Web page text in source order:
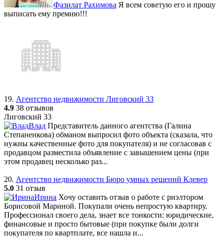
Фазилат Рахимова Я всем советую его и прошу
выписать ему премию!!!
19. Агентство недвижимости Лиговский 33
4.9 38 отзывов
Лиговский 33
Влад Представитель данного агентства (Галина
Степаненкова) обманом выпросил фото объекта (сказала, что
нужны качественные фото для покупателя) и не согласовав с
продавцом разместила объявление с завышением цены (при
этом продавец несколько раз...
20. Агентство недвижимости Бюро умных решений Клевер
5.0 31 отзыв
Ирина Хочу оставить отзыв о работе с риэлтором
Борисовой Мариной. Покупали очень непростую квартиру.
Профессионал своего дела, знает все тонкости: юридические,
финансовые и просто бытовые (при покупке были долги
покупателя по квартплате, все нашла и...